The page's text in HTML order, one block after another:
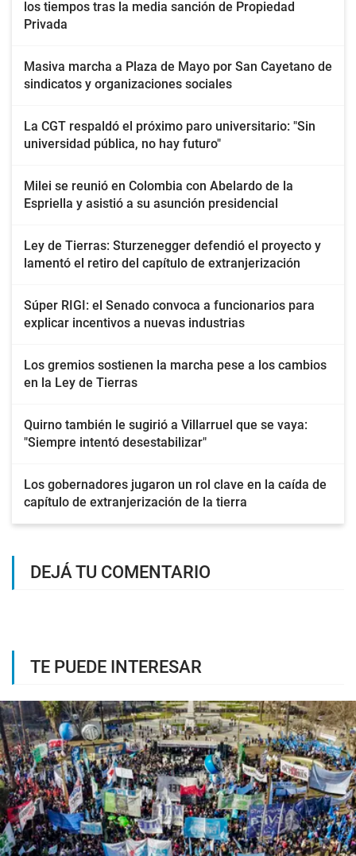
los tiempos tras la media sanción de Propiedad
Privada
Masiva marcha a Plaza de Mayo por San Cayetano de
sindicatos y organizaciones sociales
La CGT respaldó el próximo paro universitario: "Sin
universidad pública, no hay futuro"
Milei se reunió en Colombia con Abelardo de la
Espriella y asistió a su asunción presidencial
Ley de Tierras: Sturzenegger defendió el proyecto y
lamentó el retiro del capítulo de extranjerización
Súper RIGI: el Senado convoca a funcionarios para
explicar incentivos a nuevas industrias
Los gremios sostienen la marcha pese a los cambios
en la Ley de Tierras
Quirno también le sugirió a Villarruel que se vaya:
"Siempre intentó desestabilizar"
Los gobernadores jugaron un rol clave en la caída de
capítulo de extranjerización de la tierra
DEJÁ TU COMENTARIO
TE PUEDE INTERESAR